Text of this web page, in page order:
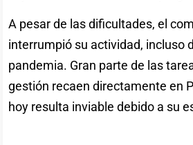
A pesar de las dificultades, el
interrumpió su actividad, incluso
pandemia. Gran parte de las
gestión recaen directamente en
hoy resulta inviable debido a su